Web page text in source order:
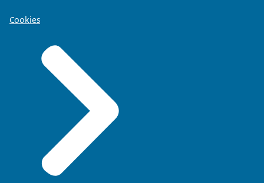
Cookies